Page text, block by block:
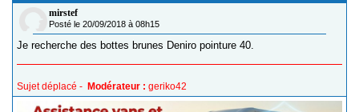
mirstef
Posté le 20/09/2018 à 08h15
Je recherche des bottes brunes Deniro pointure 40.
Sujet déplacé - Modérateur : geriko42